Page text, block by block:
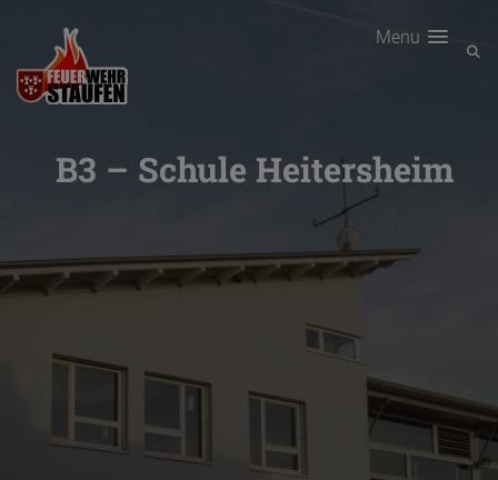
Menu
B3 – Schule Heitersheim